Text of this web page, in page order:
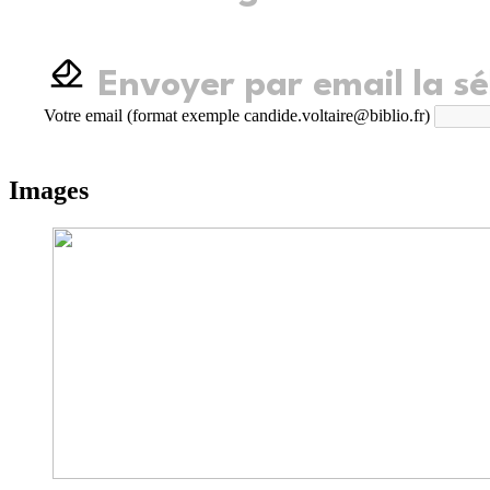
Envoyer par email la
Votre email (format exemple candide.voltaire@biblio.fr)
Images